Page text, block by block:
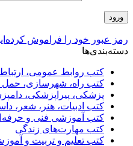
ورود
رمز عبور خود را فراموش
دسته‌بندی‌ها
کتب روابط عمومی،
کتب راه، شهرسازی، حمل
پزشکی، پیراپزشکی،
کتب ادبیات، هنر، شعر،
کتب آموزشی فنی و
کتب مهارت‌های زندگی
کتب تعلیم و تربیت و